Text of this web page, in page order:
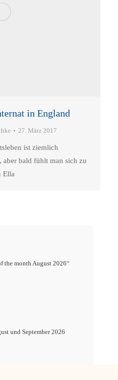
in England
27. März 2017
ist ziemlich
aber bald fühlt man sich zu
Ella
the month August 2026“
und September 2026